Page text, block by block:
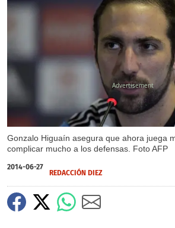
Gonzalo Higuaín asegura que ahora juega
complicar mucho a los defensas. Foto AFP
2014-06-27
REDACCIÓN DIEZ